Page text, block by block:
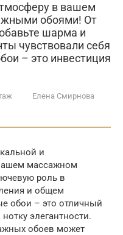
в вашем
обоями! От
шарма и
чувствовали себя
– это инвестиция
Елена Смирнова
и
массажном
роль в
и общем
обои – это отличный
элегантности.
обоев может